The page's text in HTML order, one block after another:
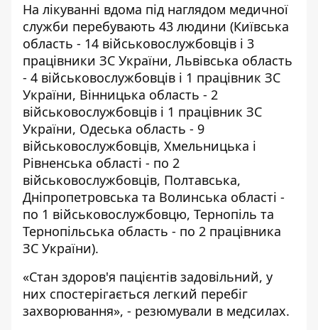
На лікуванні вдома під наглядом медичної
служби перебувають 43 людини (Київська
область - 14 військовослужбовців і 3
працівники ЗС України, Львівська область
- 4 військовослужбовців і 1 працівник ЗС
України, Вінницька область - 2
військовослужбовців і 1 працівник ЗС
України, Одеська область - 9
військовослужбовців, Хмельницька і
Рівненська області - по 2
військовослужбовців, Полтавська,
Дніпропетровська та Волинська області -
по 1 військовослужбовцю, Тернопіль та
Тернопільська область - по 2 працівника
ЗС України).
«Стан здоров'я пацієнтів задовільний, у
них спостерігається легкий перебіг
захворювання», - резюмували в медсилах.